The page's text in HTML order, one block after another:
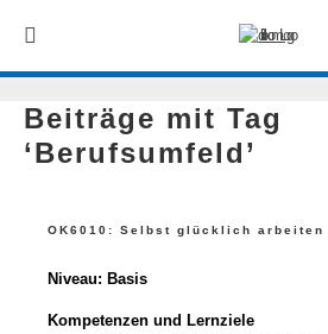
Beiträge mit Tag
‘Berufsumfeld’
OK6010: Selbst glücklich arbeiten
Niveau: Basis
Kompetenzen und Lernziele